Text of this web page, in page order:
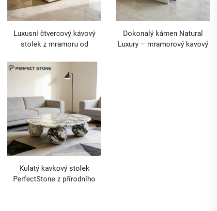
Luxusní čtvercový kávový
stolek z mramoru od
luxusní obývací pokoje
Dokonalý kámen Natural
Luxury – mramorový kavový
Kulatý kavkový stolek
PerfectStone z přírodního